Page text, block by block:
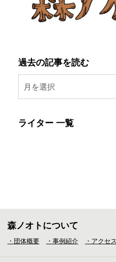
過去の記事を読む
月を選択
ライター 一覧
森ノオトについて
・団体概要 ・事例紹介 ・アクセス